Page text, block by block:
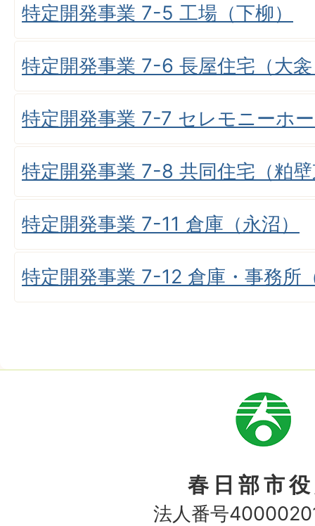
特定開発事業 7-5 工場（下柳）
特定開発事業 7-6 長屋住宅（大
特定開発事業 7-7 セレモニーホ
特定開発事業 7-8 共同住宅（粕
特定開発事業 7-11 倉庫（永沼）
特定開発事業 7-12 倉庫・事務所
市
章
春日部市
法人番号